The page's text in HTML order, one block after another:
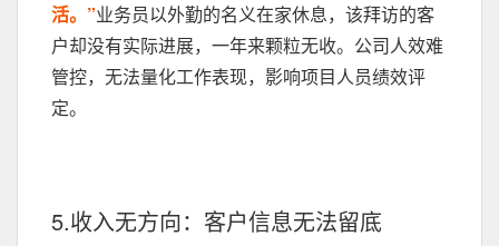
活。”业务员以外勤的名义在家休息，该拜访的客
户却没有实际进展，一年来颗粒无收。公司人效难
管控，无法量化工作表现，影响项目人员绩效评
定。
5.收入无方向：客户信息无法留底